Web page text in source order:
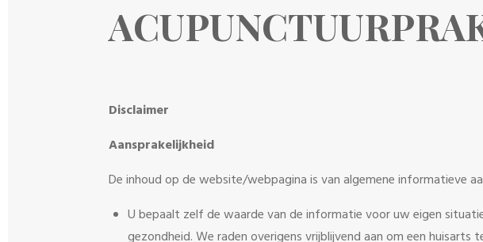
Disclaimer
Aansprakelijkheid
De inhoud op de website/webpagina is van algemene informatieve
U bepaalt zelf de waarde van de informatie voor uw eigen
gezondheid. We raden overigens vrijblijvend aan om een